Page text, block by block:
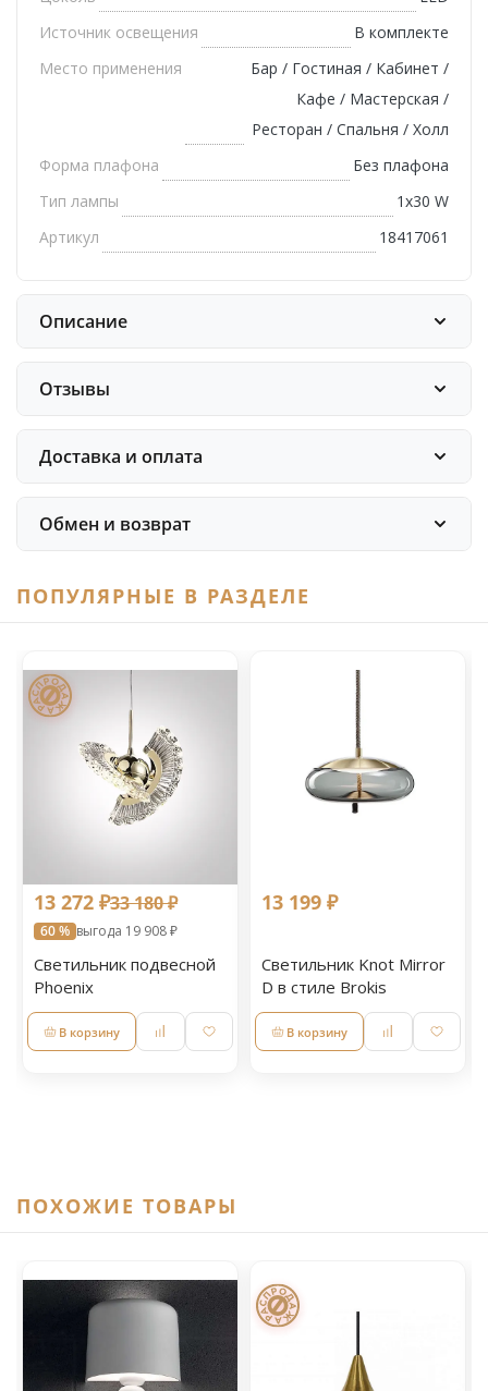
Источник освещения
В комплекте
Место применения
Бар / Гостиная / Кабинет /
Кафе / Мастерская /
Ресторан / Спальня / Холл
Форма плафона
Без плафона
Тип лампы
1х30 W
Артикул
18417061
Описание
Отзывы
Доставка и оплата
Обмен и возврат
ПОПУЛЯРНЫЕ В РАЗДЕЛЕ
13 272 ₽33 180 ₽
60 % выгода 19 908 ₽
Светильник подвесной
Phoenix
В корзину
13 199 ₽
Светильник Knot Mirror
D в стиле Brokis
В корзину
ПОХОЖИЕ ТОВАРЫ